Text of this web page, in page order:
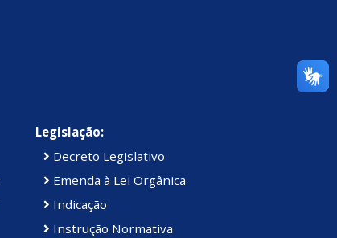
Legislação:
Decreto Legislativo
Emenda à Lei Orgânica
Indicação
Instrução Normativa